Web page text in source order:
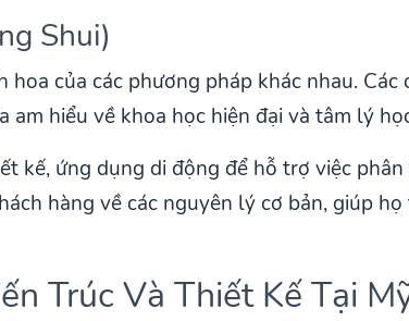
Shui)
của các phương pháp khác nhau. Các
hiểu về khoa học hiện đại và tâm lý
kế, ứng dụng di động để hỗ trợ việc
hàng về các nguyên lý cơ bản, giúp
Trúc Và Thiết Kế Tại